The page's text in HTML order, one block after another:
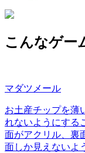
こんなゲー
マダツメール
お土産チップを薄
れないようにする
面がアクリル、裏
面しか見えないよ